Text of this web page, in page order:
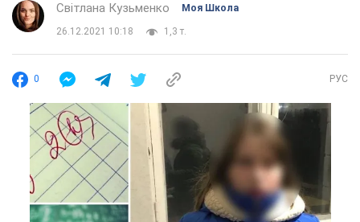
Світлана Кузьменко Моя Школа
26.12.2021 10:18 1,3 т.
0 РУС